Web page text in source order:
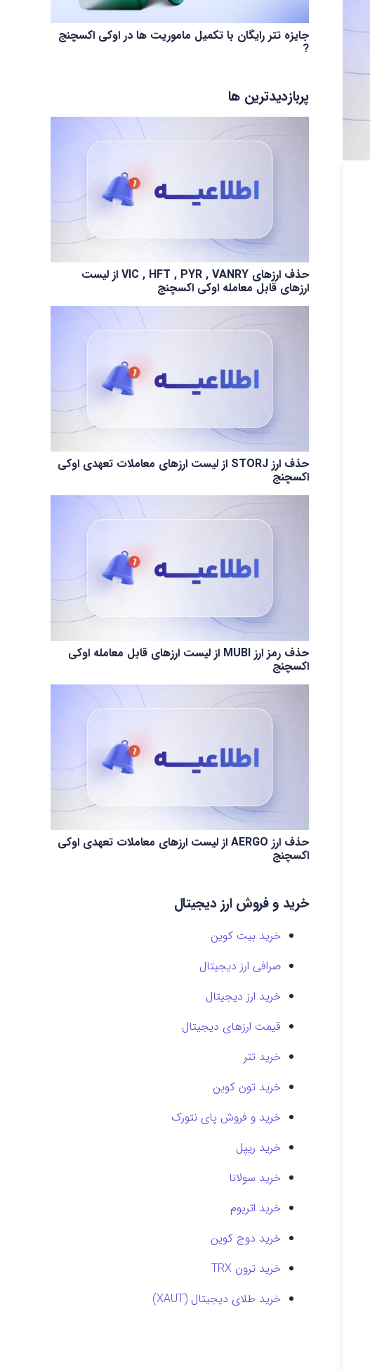
جایزه تتر رایگان با تکمیل ماموریت ها در اوکی اکسچنج
?
پربازدیدترین ها
حذف ارزهای VIC , HFT , PYR , VANRY از لیست
ارزهای قابل معامله اوکی اکسچنج
حذف ارز STORJ از لیست ارزهای معاملات تعهدی اوکی
اکسچنج
حذف رمز ارز MUBI از لیست ارزهای قابل معامله اوکی
اکسچنج
حذف ارز AERGO از لیست ارزهای معاملات تعهدی اوکی
اکسچنج
خرید و فروش ارز دیجیتال
خرید بیت کوین
صرافی ارز دیجیتال
خرید ارز دیجیتال
قیمت ارزهای دیجیتال
خرید تتر
خرید تون کوین
خرید و فروش پای نتورک
خرید ریپل
خرید سولانا
خرید اتریوم
خرید دوج کوین
خرید ترون TRX
خرید طلای دیجیتال (XAUT)